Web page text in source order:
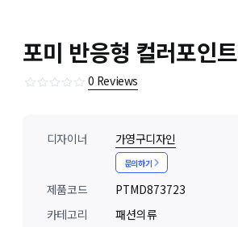
포미 반응형 컬러포인트
0 Reviews
디자이너 가영구디자인
문의하기
제품코드
PTMD873723
카테고리
패션의류